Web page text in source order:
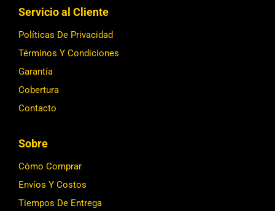
Servicio al Cliente
Políticas De Privacidad
Términos Y Condiciones
Garantía
Cobertura
Contacto
Sobre
Cómo Comprar
Envíos Y Costos
Tiempos De Entrega